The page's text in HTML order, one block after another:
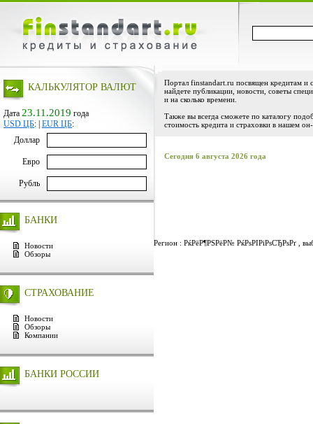
КАЛЬКУЛЯТОР ВАЛЮТ
Дата 23.11.2019 года
USD ЦБ: EUR ЦБ:
Доллар
Евро
Рубль
БАНКИ
Новости
Обзоры
СТРАХОВАНИЕ
Новости
Обзоры
Компании
БАНКИ РОССИИ
Портал finstandart.ru посвящен кредитам и
найдете публикации, новости, советы
и на сколько времени.
Также вы всегда сможете по каталогу
стоимость кредита и страховки в нашем
Сегодня 6 августа 2026 года
Регион : РќРёР¶РЅРёР№ РќРѕРІРіРѕСЂРѕРґ ,